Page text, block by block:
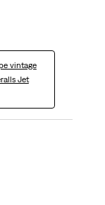
vintage
Jet